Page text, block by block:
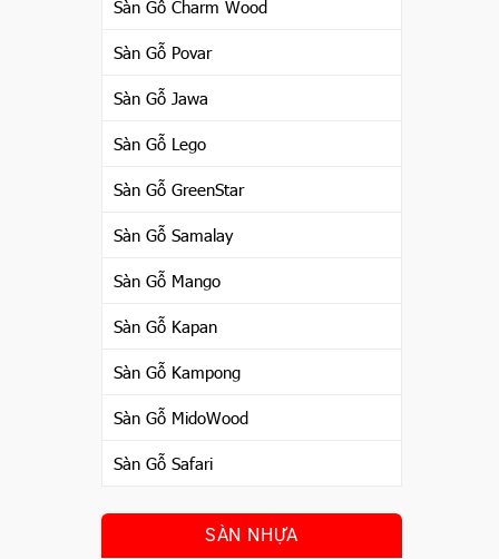
Sàn Gỗ Charm Wood
Sàn Gỗ Povar
Sàn Gỗ Jawa
Sàn Gỗ Lego
Sàn Gỗ GreenStar
Sàn Gỗ Samalay
Sàn Gỗ Mango
Sàn Gỗ Kapan
Sàn Gỗ Kampong
Sàn Gỗ MidoWood
Sàn Gỗ Safari
SÀN NHỰA